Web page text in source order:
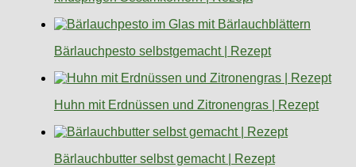
Bärlauchpesto selbstgemacht | Rezept
Huhn mit Erdnüssen und Zitronengras | Rezept
Bärlauchbutter selbst gemacht | Rezept